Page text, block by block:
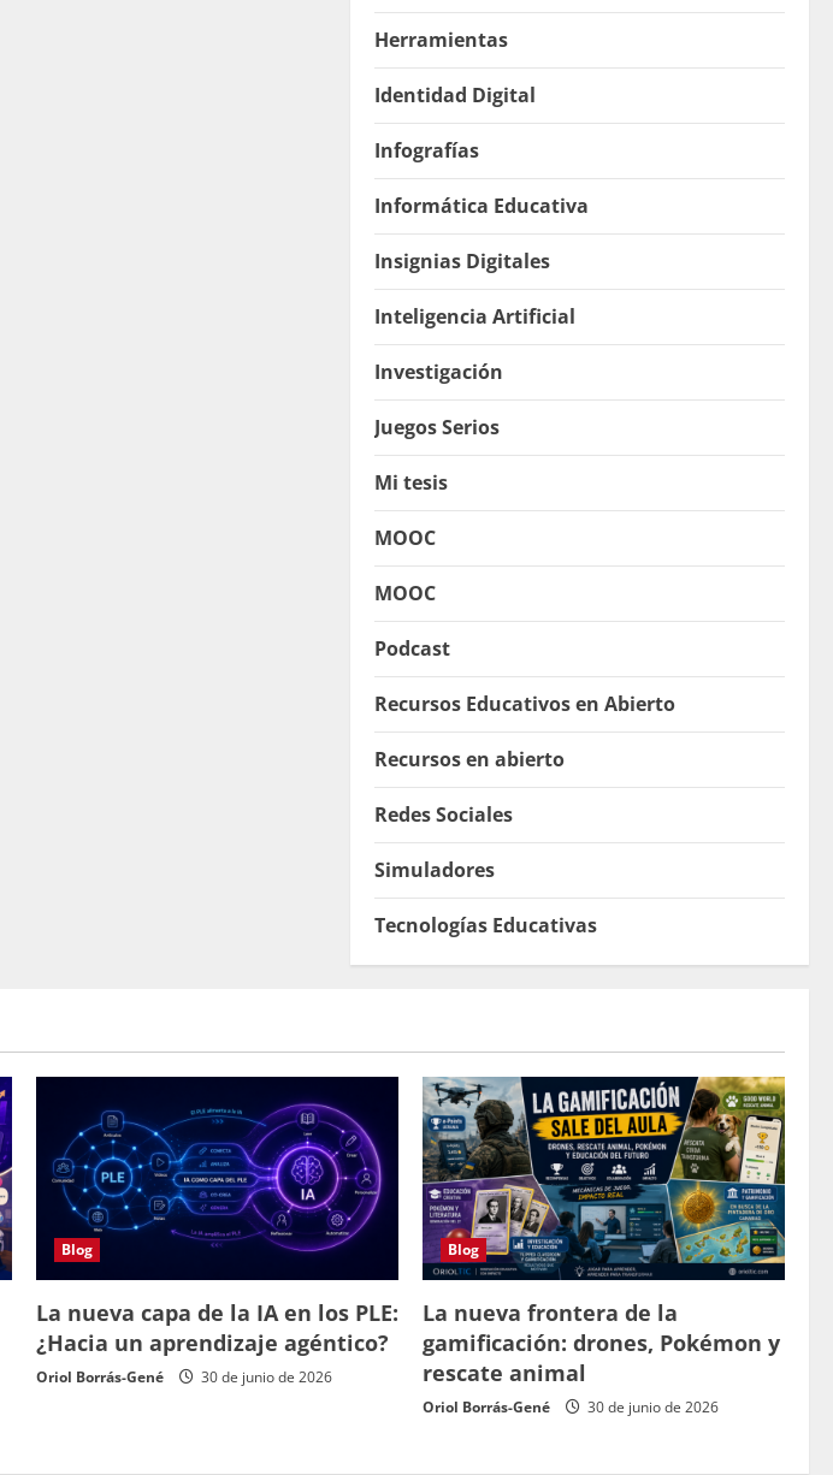
Herramientas
Identidad Digital
Infografías
Informática Educativa
Insignias Digitales
Inteligencia Artificial
Investigación
Juegos Serios
Mi tesis
MOOC
MOOC
Podcast
Recursos Educativos en Abierto
Recursos en abierto
Redes Sociales
Simuladores
Tecnologías Educativas
Blog
La nueva capa de la IA en los PLE:
¿Hacia un aprendizaje agéntico?
Oriol Borrás-Gené 30 de junio de 2026
Blog
La nueva frontera de la
gamificación: drones, Pokémon y
rescate animal
Oriol Borrás-Gené 30 de junio de 2026